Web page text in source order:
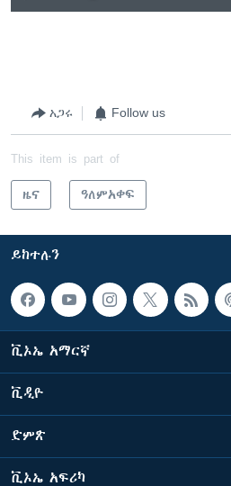
አጋሩ Follow us
This item is part of
ዜና ዓለምአቀፍ
ይከተሉን
ቪኦኤ አማርኛ
ቪዲዮ
ድምጽ
ቪኦኤ አፍሪካ